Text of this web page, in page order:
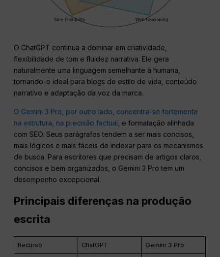
O ChatGPT continua a dominar em criatividade,
flexibilidade de tom e fluidez narrativa. Ele gera
naturalmente uma linguagem semelhante à humana,
tornando-o ideal para blogs de estilo de vida, conteúdo
narrativo e adaptação da voz da marca.
O Gemini 3 Pro, por outro lado, concentra-se fortemente
na estrutura, na precisão factual, e formatação alinhada
com SEO. Seus parágrafos tendem a ser mais concisos,
mais lógicos e mais fáceis de indexar para os mecanismos
de busca. Para escritores que precisam de artigos claros,
concisos e bem organizados, o Gemini 3 Pro tem um
desempenho excepcional.
Principais diferenças na produção
escrita
Recurso ChatGPT Gemini 3 Pro